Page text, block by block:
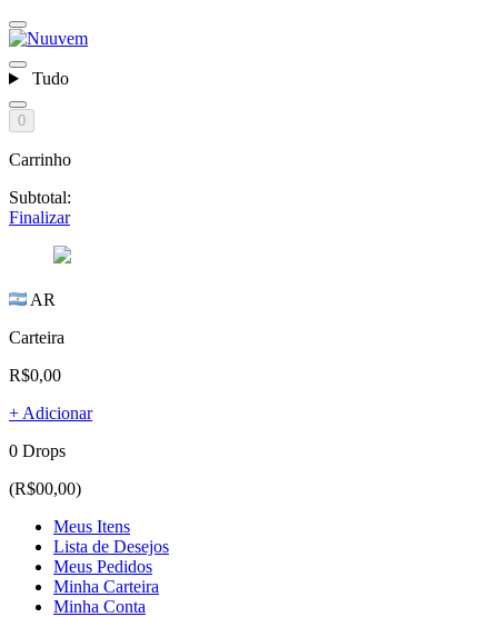
Tudo
0
Carrinho
Subtotal:
Finalizar
AR
Carteira
R$0,00
+ Adicionar
0 Drops
(R$00,00)
Meus Itens
Lista de Desejos
Meus Pedidos
Minha Carteira
Minha Conta